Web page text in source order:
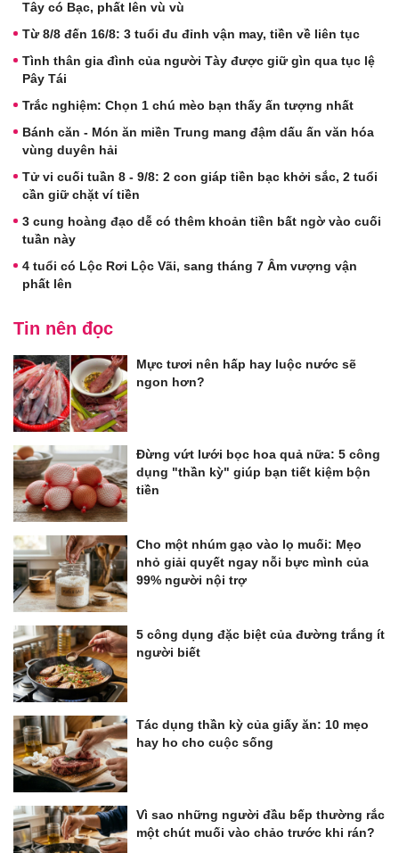
Tây có Bạc, phất lên vù vù
Từ 8/8 đến 16/8: 3 tuổi đu đỉnh vận may, tiền về liên tục
Tình thân gia đình của người Tày được giữ gìn qua tục lệ
Pây Tái
Trắc nghiệm: Chọn 1 chú mèo bạn thấy ấn tượng nhất
Bánh căn - Món ăn miền Trung mang đậm dấu ấn văn hóa
vùng duyên hải
Tử vi cuối tuần 8 - 9/8: 2 con giáp tiền bạc khởi sắc, 2 tuổi
cần giữ chặt ví tiền
3 cung hoàng đạo dễ có thêm khoản tiền bất ngờ vào cuối
tuần này
4 tuổi có Lộc Rơi Lộc Vãi, sang tháng 7 Âm vượng vận
phất lên
Tin nên đọc
Mực tươi nên hấp hay luộc nước sẽ
ngon hơn?
Đừng vứt lưới bọc hoa quả nữa: 5 công
dụng "thần kỳ" giúp bạn tiết kiệm bộn
tiền
Cho một nhúm gạo vào lọ muối: Mẹo
nhỏ giải quyết ngay nỗi bực mình của
99% người nội trợ
5 công dụng đặc biệt của đường trắng ít
người biết
Tác dụng thần kỳ của giấy ăn: 10 mẹo
hay ho cho cuộc sống
Vì sao những người đầu bếp thường rắc
một chút muối vào chảo trước khi rán?